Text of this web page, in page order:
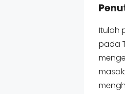
Itulah
pada